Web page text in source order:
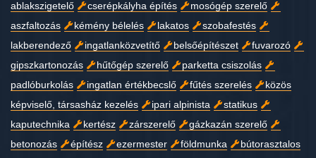
ablakszigetelő
cserépkályha építés
mosógép szerelő
aszfaltozás
kémény bélelés lakatos
szobafestés
lakberendező
ingatlanközvetítő belsőépítészet
fuvarozó
gipszkartonozás
hűtőgép szerelő
parketta csiszolás
padlóburkolás
ingatlan értékbecslő fűtés szerelés
közös
képviselő, társasház kezelés
ipari alpinista
statikus
kaputechnika
kertész zárszerelő
gázkazán szerelő
betonozás
építész ezermester földmunka bútorasztalos